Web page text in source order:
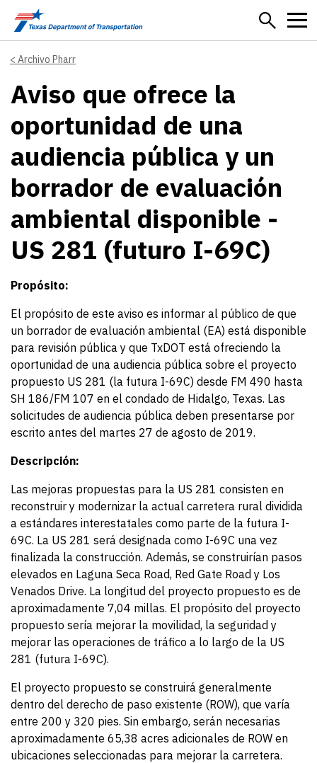
Skip to main content
Archivo Pharr
Aviso que ofrece la
oportunidad de una
audiencia pública y un
borrador de evaluación
ambiental disponible -
US 281 (futuro I-69C)
Propósito:
El propósito de este aviso es informar al público de que
un borrador de evaluación ambiental (EA) está disponible
para revisión pública y que TxDOT está ofreciendo la
oportunidad de una audiencia pública sobre el proyecto
propuesto US 281 (la futura I-69C) desde FM 490 hasta
SH 186/FM 107 en el condado de Hidalgo, Texas. Las
solicitudes de audiencia pública deben presentarse por
escrito antes del martes 27 de agosto de 2019.
Descripción:
Las mejoras propuestas para la US 281 consisten en
reconstruir y modernizar la actual carretera rural dividida
a estándares interestatales como parte de la futura I-
69C. La US 281 será designada como I-69C una vez
finalizada la construcción. Además, se construirían pasos
elevados en Laguna Seca Road, Red Gate Road y Los
Venados Drive. La longitud del proyecto propuesto es de
aproximadamente 7,04 millas. El propósito del proyecto
propuesto sería mejorar la movilidad, la seguridad y
mejorar las operaciones de tráfico a lo largo de la US
281 (futura I-69C).
El proyecto propuesto se construirá generalmente
dentro del derecho de paso existente (ROW), que varía
entre 200 y 320 pies. Sin embargo, serán necesarias
aproximadamente 65,38 acres adicionales de ROW en
ubicaciones seleccionadas para mejorar la carretera.